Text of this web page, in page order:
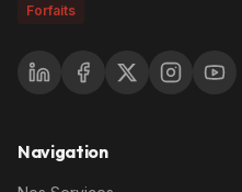
Forfaits
Navigation